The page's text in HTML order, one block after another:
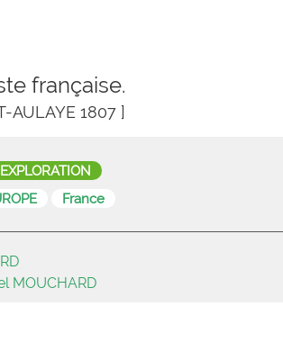
française.
AULAYE 1807 ]
France
MOUCHARD